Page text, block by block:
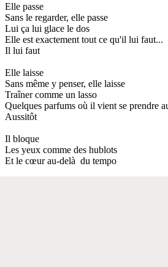
Elle passe
Sans le regarder, elle passe
Lui ça lui glace le dos
Elle est exactement tout ce qu'il lui faut...
Il lui faut
Elle laisse
Sans même y penser, elle laisse
Traîner comme un lasso
Quelques parfums où il vient se prendre
Aussitôt
Il bloque
Les yeux comme des hublots
Et le cœur au-delà du tempo